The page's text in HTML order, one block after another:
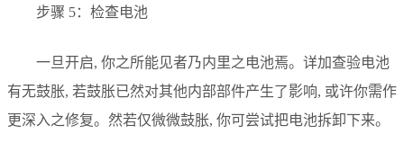
步骤 5：检查电池
一旦开启, 你之所能见者乃内里之电池焉。详加查验电池
有无鼓胀, 若鼓胀已然对其他内部部件产生了影响, 或许你需作
更深入之修复。然若仅微微鼓胀, 你可尝试把电池拆卸下来。